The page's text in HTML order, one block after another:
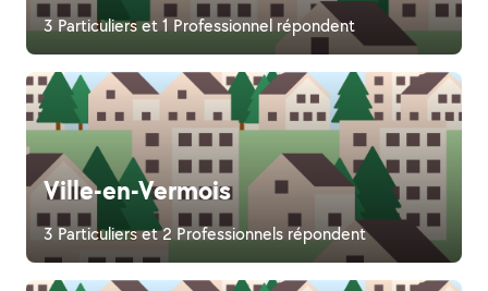
3 Particuliers et 1 Professionnel répondent
Ville-en-Vermois
3 Particuliers et 2 Professionnels répondent